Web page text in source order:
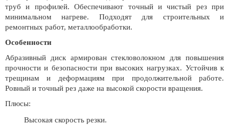
труб и профилей. Обеспечивают точный и чистый рез при
минимальном нагреве. Подходят для строительных и
ремонтных работ, металлообработки.
Особенности
Абразивный диск армирован стекловолокном для повышения
прочности и безопасности при высоких нагрузках. Устойчив к
трещинам и деформациям при продолжительной работе.
Ровный и точный рез даже на высокой скорости вращения.
Плюсы:
Высокая скорость резки.